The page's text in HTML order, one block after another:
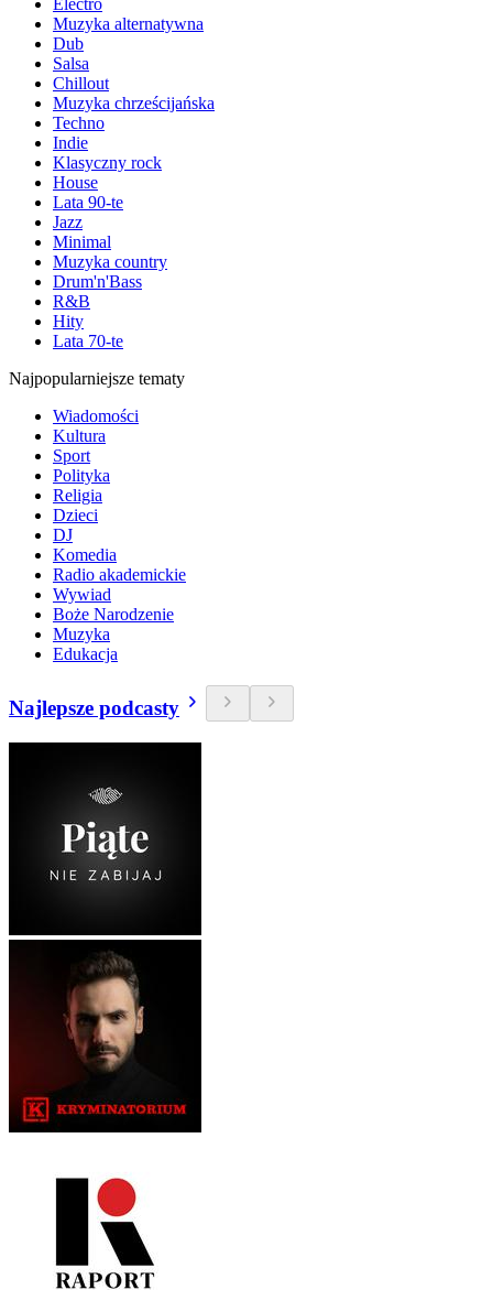
Electro
Muzyka alternatywna
Dub
Salsa
Chillout
Muzyka chrześcijańska
Techno
Indie
Klasyczny rock
House
Lata 90-te
Jazz
Minimal
Muzyka country
Drum'n'Bass
R&B
Hity
Lata 70-te
Najpopularniejsze tematy
Wiadomości
Kultura
Sport
Polityka
Religia
Dzieci
DJ
Komedia
Radio akademickie
Wywiad
Boże Narodzenie
Muzyka
Edukacja
Najlepsze podcasty